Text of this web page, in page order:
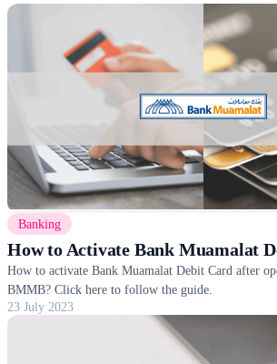
Banking
How to Activate Bank Muamalat
How to activate Bank Muamalat Debit Card after
BMMB? Click here to follow the guide.
23 July 2023